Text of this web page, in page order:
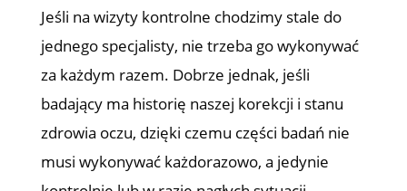
Jeśli na wizyty kontrolne chodzimy stale do
jednego specjalisty, nie trzeba go wykonywać
za każdym razem. Dobrze jednak, jeśli
badający ma historię naszej korekcji i stanu
zdrowia oczu, dzięki czemu części badań nie
musi wykonywać każdorazowo, a jedynie